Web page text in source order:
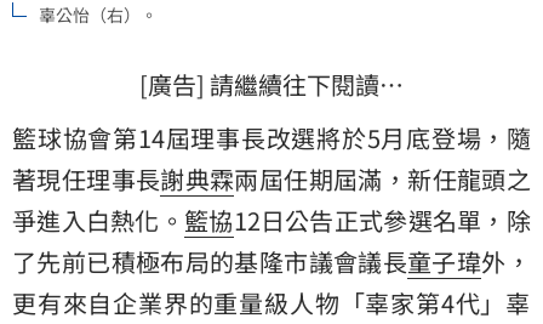
辜公怡（右）。
[廣告] 請繼續往下閱讀…
籃球協會第14屆理事長改選將於5月底登場，隨
著現任理事長謝典霖兩屆任期屆滿，新任龍頭之
爭進入白熱化。 籃協12日公告正式參選名單，除
了先前已積極布局的基隆市議會議長童子瑋外，
更有來自企業界的重量級人物「辜家第4代」 辜